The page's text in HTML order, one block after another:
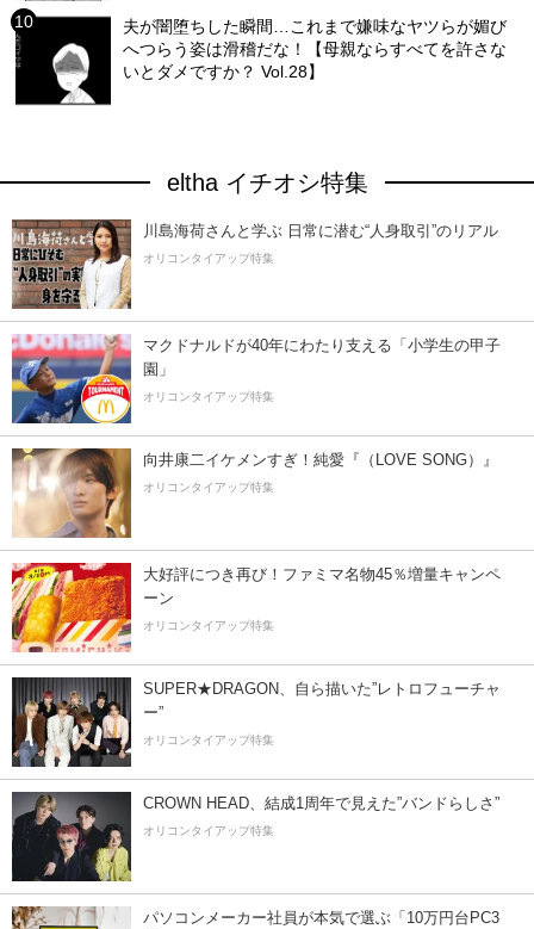
夫が闇堕ちした瞬間…これまで嫌味なヤツらが媚び
へつらう姿は滑稽だな！【母親ならすべてを許さな
いとダメですか？ Vol.28】
eltha イチオシ特集
川島海荷さんと学ぶ 日常に潜む“人身取引”のリアル
オリコンタイアップ特集
マクドナルドが40年にわたり支える「小学生の甲子
園」
オリコンタイアップ特集
向井康二イケメンすぎ！純愛『（LOVE SONG）』
オリコンタイアップ特集
大好評につき再び！ファミマ名物45％増量キャンペ
ーン
オリコンタイアップ特集
SUPER★DRAGON、自ら描いた”レトロフューチャ
ー”
オリコンタイアップ特集
CROWN HEAD、結成1周年で見えた”バンドらしさ”
オリコンタイアップ特集
パソコンメーカー社員が本気で選ぶ「10万円台PC3